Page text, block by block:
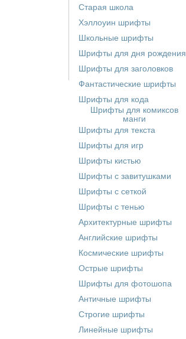
Старая школа
Хэллоуин шрифты
Школьные шрифты
Шрифты для дня рождения
Шрифты для заголовков
Фантастические шрифты
Шрифты для кода
Шрифты для комиксов
манги
Шрифты для текста
Шрифты для игр
Шрифты кистью
Шрифты с завитушками
Шрифты с сеткой
Шрифты с тенью
Архитектурные шрифты
Английские шрифты
Космические шрифты
Острые шрифты
Шрифты для фотошопа
Античные шрифты
Строгие шрифты
Линейные шрифты